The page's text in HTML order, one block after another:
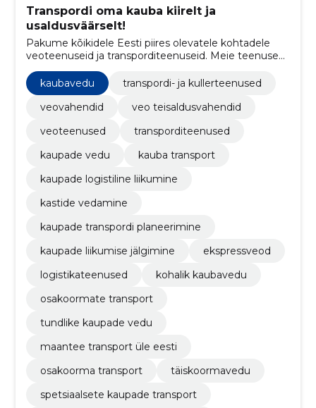
Transpordi oma kauba kiirelt ja
usaldusväärselt!
Pakume kõikidele Eesti piires olevatele kohtadele
veoteenuseid ja transporditeenuseid. Meie teenused
turvaline ja kiire transpordimine.
kaubavedu
transpordi- ja kullerteenused
veovahendid
veo teisaldusvahendid
veoteenused
transporditeenused
kaupade vedu
kauba transport
kaupade logistiline liikumine
kastide vedamine
kaupade transpordi planeerimine
kaupade liikumise jälgimine
ekspressveod
logistikateenused
kohalik kaubavedu
osakoormate transport
tundlike kaupade vedu
maantee transport üle eesti
osakoorma transport
täiskoormavedu
spetsiaalsete kaupade transport